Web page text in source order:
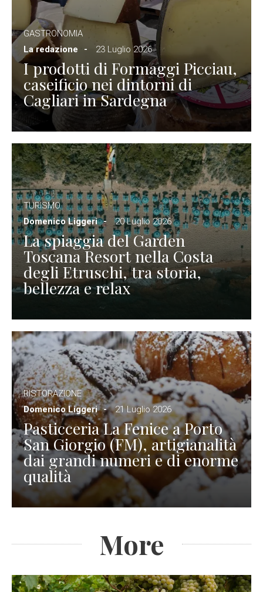
GASTRONOMIA
La redazione
23 Luglio 2026
I prodotti di Formaggi Picciau,
caseificio nei dintorni di
Cagliari in Sardegna
TURISMO
Domenico Liggeri
20 Luglio 2026
La spiaggia del Garden
Toscana Resort nella Costa
degli Etruschi, tra storia,
bellezza e relax
RISTORAZIONE
Domenico Liggeri
21 Luglio 2026
Pasticceria La Fenice a Porto
San Giorgio (FM), artigianalità
dai grandi numeri e di enorme
qualità
More